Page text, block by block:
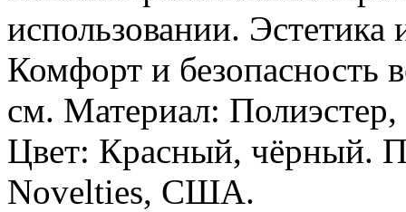
использовании. Эстетика
Комфорт и безопасность
см. Материал:
Цвет: Красный, чёрный.
Novelties, США.